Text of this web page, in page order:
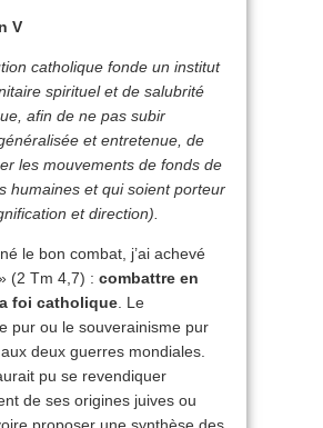
V
catholique fonde un institut
spirituel et de salubrité
afin de ne pas subir
et entretenue, de
les mouvements de fonds de
humaines et qui soient porteur
et direction).
le bon combat, j’ai achevé
(2 Tm 4,7) : combattre en
foi catholique . Le
pur ou le souverainisme pur
deux guerres mondiales.
pu se revendiquer
de ses origines juives ou
proposer une synthèse des